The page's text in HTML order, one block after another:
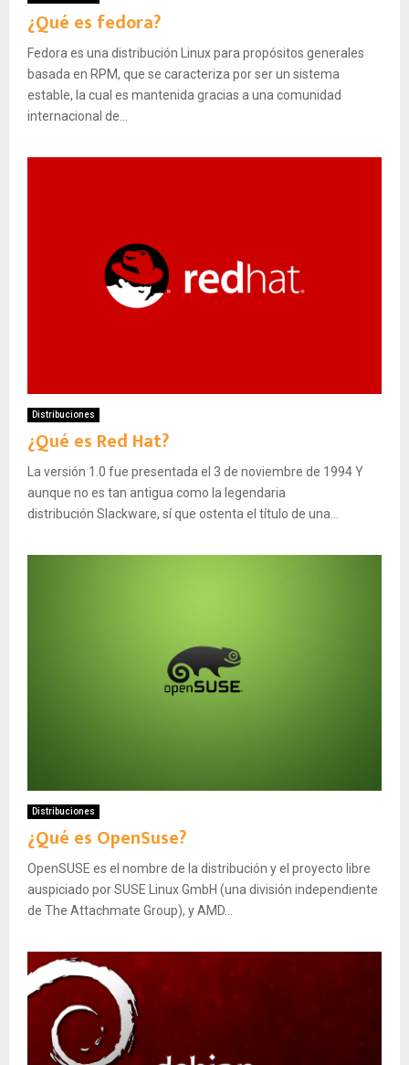
¿Qué es fedora?
Fedora es una distribución Linux para propósitos generales
basada en RPM, que se caracteriza por ser un sistema
estable, la cual es mantenida gracias a una comunidad
internacional de...
Distribuciones
¿Qué es Red Hat?
La versión 1.0 fue presentada el 3 de noviembre de 1994​ Y
aunque no es tan antigua como la legendaria
distribución Slackware, sí que ostenta el título de una...
Distribuciones
¿Qué es OpenSuse?
OpenSUSE es el nombre de la distribución y el proyecto libre
auspiciado por SUSE Linux GmbH (una división independiente
de The Attachmate Group), y AMD​...